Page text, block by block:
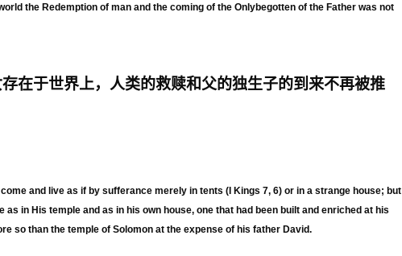
the Redemption of man and the coming of the Onlybegotten of the Father was not
存在于世界上，人类的救赎和父的独生子的到来不再被推
come and live as if by sufferance merely in tents (I Kings 7, 6) or in a strange house; but
as in His temple and as in his own house, one that had been built and enriched at his
so than the temple of Solomon at the expense of his father David.